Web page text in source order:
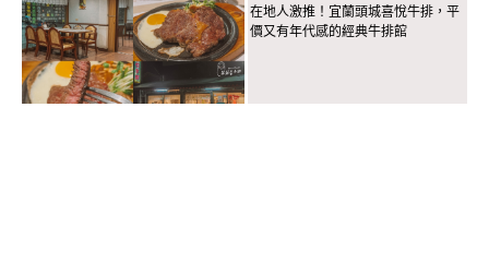
在地人激推！宜蘭頭城喜悅牛排，平
價又有年代感的經典牛排館